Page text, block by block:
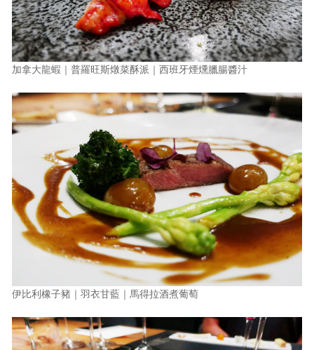
加拿大龍蝦｜普羅旺斯燉菜酥派｜西班牙煙燻臘腸醬汁
伊比利橡子豬｜羽衣甘藍｜馬得拉酒煮葡萄